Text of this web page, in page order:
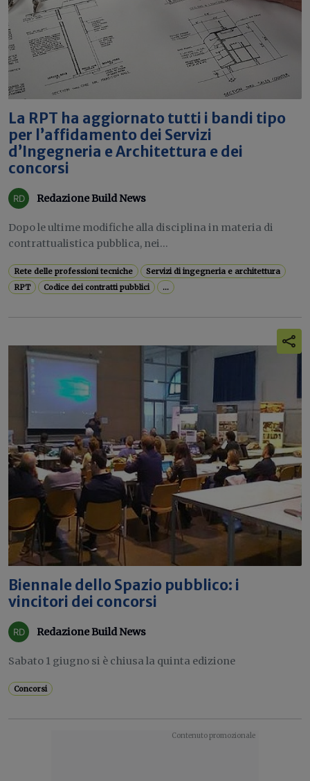
La RPT ha aggiornato tutti i bandi tipo
per l’affidamento dei Servizi
d’Ingegneria e Architettura e dei
concorsi
Redazione Build News
Dopo le ultime modifiche alla disciplina in materia di
contrattualistica pubblica, nei...
Rete delle professioni tecniche
Servizi di ingegneria e architettura
RPT
Codice dei contratti pubblici ...
Biennale dello Spazio pubblico: i
vincitori dei concorsi
Redazione Build News
Sabato 1 giugno si è chiusa la quinta edizione
Concorsi